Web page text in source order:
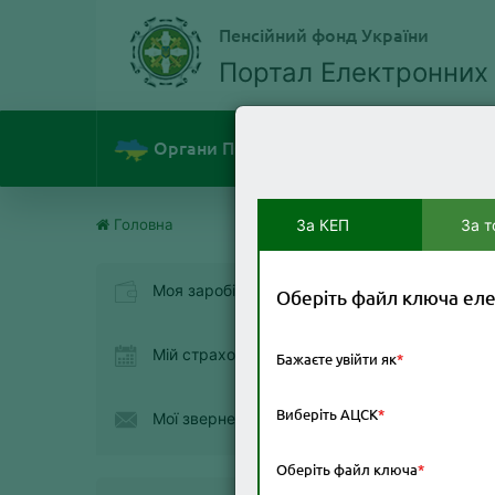
За КЕП За
Оберіть файл ключа
Бажаєте увійти як
Виберіть АЦСК
Оберіть файл ключа
Пенсійний фонд України
Портал Електронних
Органи ПФУ
Головна
Моя заробітна плата
Мій страховий стаж
Мої звернення